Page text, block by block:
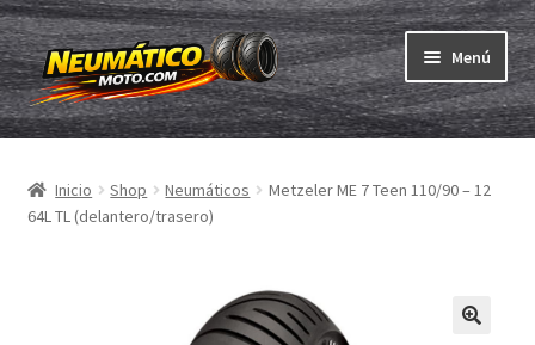
Ir
a
la
navegación
Ir
al
contenido
Menú
Neumáticos
menú
Cámaras & cintas
Inicio Shop Neumáticos
Metzeler ME 7 Teen 110/90 – 12
64L TL (delantero/trasero)